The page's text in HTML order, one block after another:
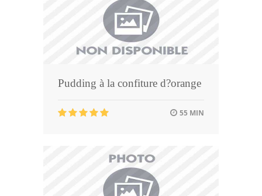
Pudding à la confiture d?orange
55 MIN